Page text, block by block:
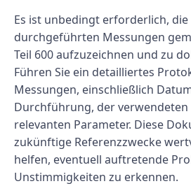
Es ist unbedingt erforderlich,
durchgeführten Messungen
Teil 600 aufzuzeichnen und zu
Führen Sie ein detailliertes
Messungen, einschließlich
Durchführung, der
relevanten Parameter. Diese
zukünftige Referenzzwecke
helfen, eventuell auftretende
Unstimmigkeiten zu erkennen.